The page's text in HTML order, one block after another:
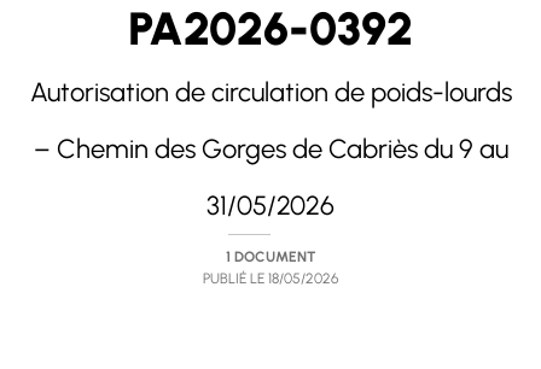
PA2026-0392
Autorisation de circulation de poids-lourds
– Chemin des Gorges de Cabriès du 9 au
31/05/2026
1 DOCUMENT
PUBLIÉ LE 18/05/2026